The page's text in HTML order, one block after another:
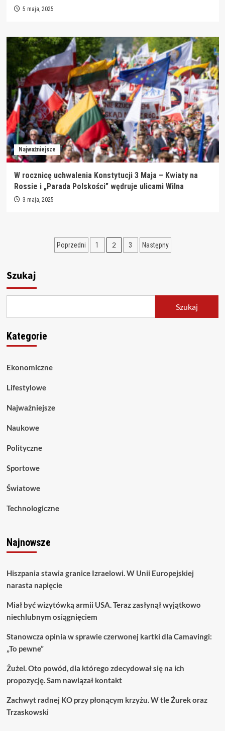
5 maja, 2025
Najważniejsze
W rocznicę uchwalenia Konstytucji 3 Maja – Kwiaty na
Rossie i „Parada Polskości” wędruje ulicami Wilna
3 maja, 2025
Stronicowanie
Poprzedni 1 2 3 Następny
Szukaj
Szukaj
Kategorie
Ekonomiczne
Lifestylowe
Najważniejsze
Naukowe
Polityczne
Sportowe
Światowe
Technologiczne
Najnowsze
Hiszpania stawia granice Izraelowi. W Unii Europejskiej
narasta napięcie
Miał być wizytówką armii USA. Teraz zasłynął wyjątkowo
niechlubnym osiągnięciem
Stanowcza opinia w sprawie czerwonej kartki dla Camavingi:
„To pewne”
Żużel. Oto powód, dla którego zdecydował się na ich
propozycję. Sam nawiązał kontakt
Zachwyt radnej KO przy płonącym krzyżu. W tle Żurek oraz
Trzaskowski